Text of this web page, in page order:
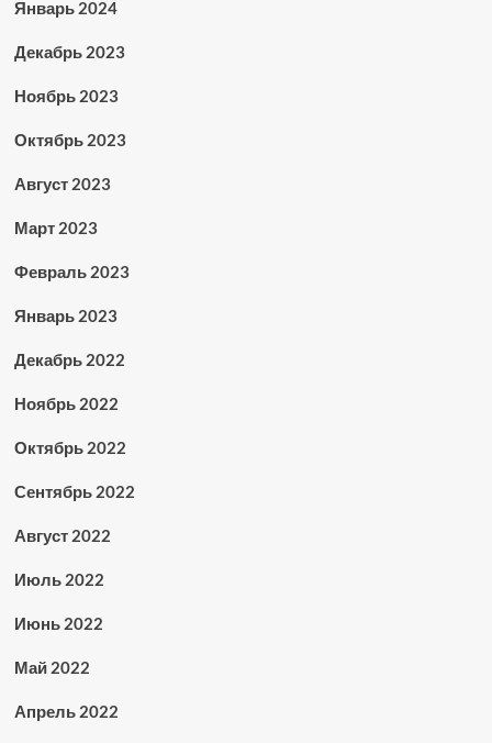
Январь 2024
Декабрь 2023
Ноябрь 2023
Октябрь 2023
Август 2023
Март 2023
Февраль 2023
Январь 2023
Декабрь 2022
Ноябрь 2022
Октябрь 2022
Сентябрь 2022
Август 2022
Июль 2022
Июнь 2022
Май 2022
Апрель 2022